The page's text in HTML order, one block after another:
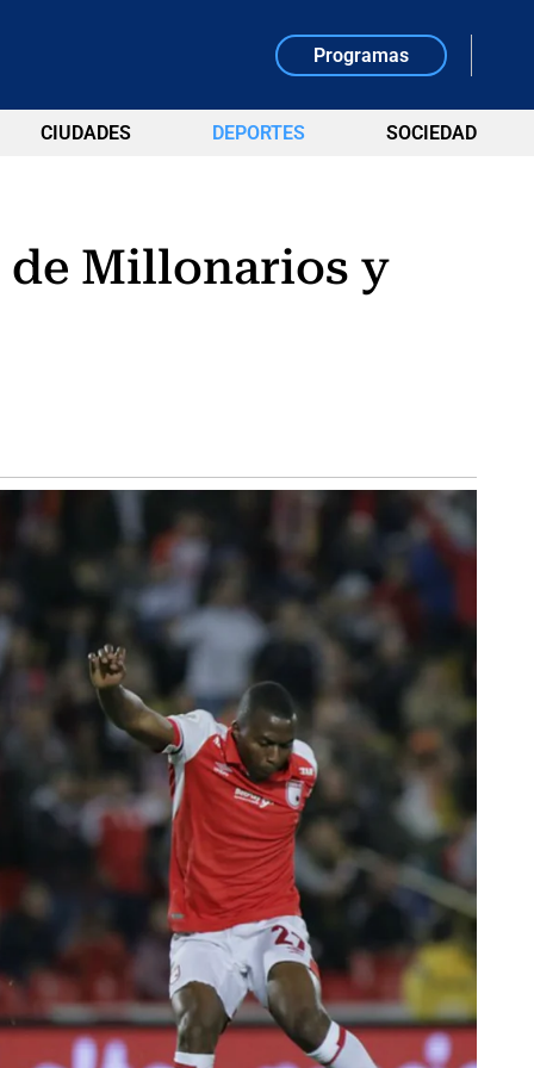
Programas
CIUDADES DEPORTES SOCIEDAD
de Millonarios y